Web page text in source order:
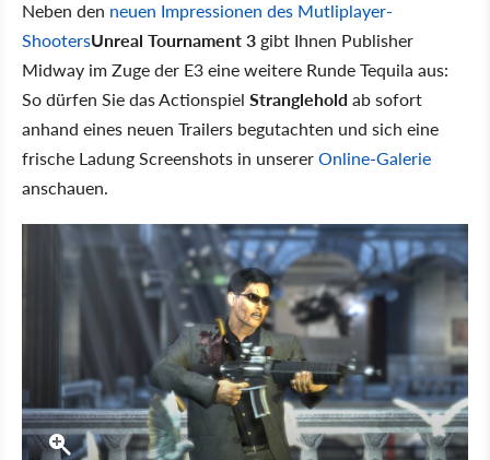
Neben den neuen Impressionen des Mutliplayer-
ShootersUnreal Tournament 3 gibt Ihnen Publisher
Midway im Zuge der E3 eine weitere Runde Tequila aus:
So dürfen Sie das Actionspiel Strangleholdab sofort
anhand eines neuen Trailers begutachten und sich eine
frische Ladung Screenshots in unsererOnline-Galerie
anschauen.